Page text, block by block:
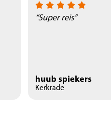
“Super reis”
huub spiekers
Kerkrade